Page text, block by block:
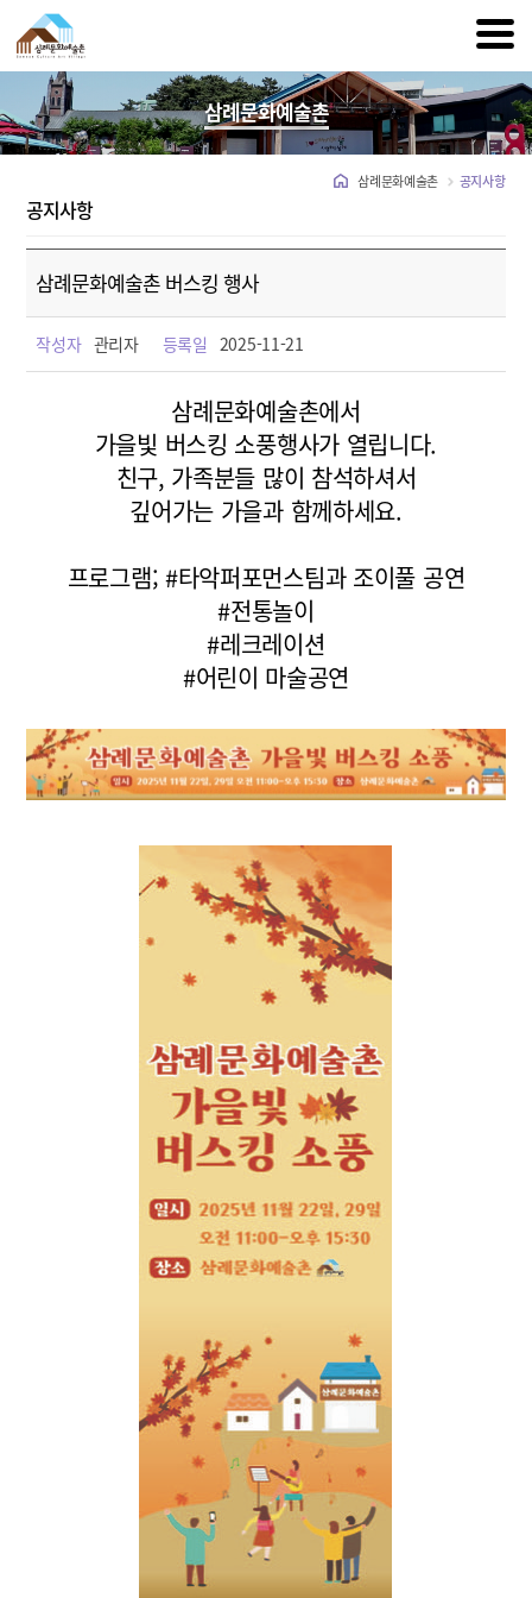
삼례문화예술촌
삼례문화예술촌 공지사항
공지사항
삼례문화예술촌 버스킹 행사
작성자 관리자 등록일 2025-11-21
삼례문화예술촌에서
가을빛 버스킹 소풍행사가 열립니다.
친구, 가족분들 많이 참석하셔서
깊어가는 가을과 함께하세요.
프로그램; #타악퍼포먼스팀과 조이풀 공연
#전통놀이
#레크레이션
#어린이 마술공연